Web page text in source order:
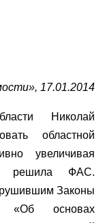
17.01.2014
Николай
областной
увеличивая
решила ФАС.
Законы
«Об основах